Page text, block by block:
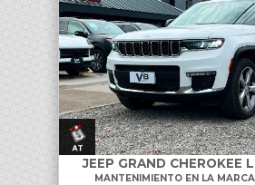
JEEP GRAND CHEROKEE
MANTENIMIENTO EN LA